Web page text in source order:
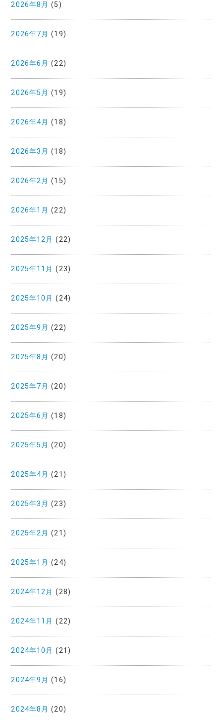
2026年8月 (5)
2026年7月 (19)
2026年6月 (22)
2026年5月 (19)
2026年4月 (18)
2026年3月 (18)
2026年2月 (15)
2026年1月 (22)
2025年12月 (22)
2025年11月 (23)
2025年10月 (24)
2025年9月 (22)
2025年8月 (20)
2025年7月 (20)
2025年6月 (18)
2025年5月 (20)
2025年4月 (21)
2025年3月 (23)
2025年2月 (21)
2025年1月 (24)
2024年12月 (28)
2024年11月 (22)
2024年10月 (21)
2024年9月 (16)
2024年8月 (20)